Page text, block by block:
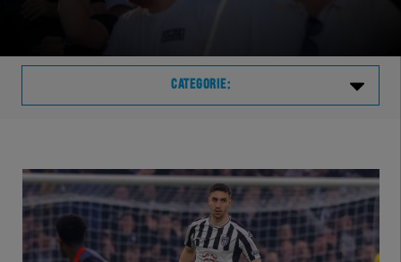
CATEGORIE:
VVVHER
TELHER